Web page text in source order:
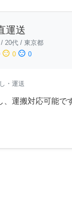
運送
/ 20代 / 東京都
sentiment_neutral 0 sentiment_dissatisfied 0
・運送
運搬対応可能で